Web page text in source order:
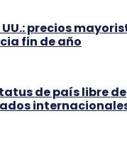
precios
fin de año
de país libre de